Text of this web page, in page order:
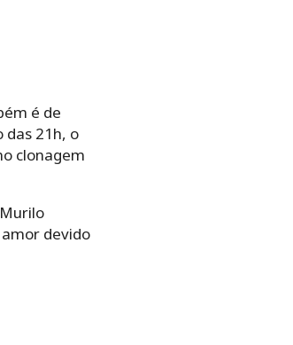
é de
das 21h, o
clonagem
devido